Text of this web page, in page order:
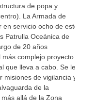
de popa y
La Armada de
servicio ocho de estos
Patrulla Oceánica de
de 20 años
complejo proyecto
que lleva a cabo. Se le
misiones de vigilancia y
de la
allá de la Zona